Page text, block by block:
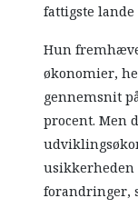
fattigste
Hun
økonomier,
gennemsnit
procent. Men
usikkerheden
forandringer,